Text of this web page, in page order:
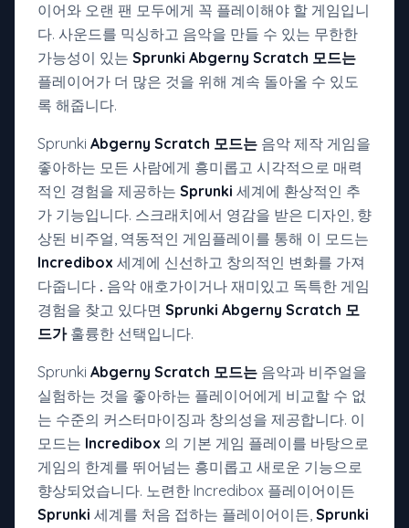
이어와 오랜 팬 모두에게 꼭 플레이해야 할 게임입니
다. 사운드를 믹싱하고 음악을 만들 수 있는 무한한
가능성이 있는 Sprunki Abgerny Scratch 모드는
플레이어가 더 많은 것을 위해 계속 돌아올 수 있도
록 해줍니다.
Sprunki Abgerny Scratch 모드는 음악 제작 게임을
좋아하는 모든 사람에게 흥미롭고 시각적으로 매력
적인 경험을 제공하는 Sprunki 세계에 환상적인 추
가 기능입니다. 스크래치에서 영감을 받은 디자인, 향
상된 비주얼, 역동적인 게임플레이를 통해 이 모드는
Incredibox 세계에 신선하고 창의적인 변화를 가져
다줍니다 . 음악 애호가이거나 재미있고 독특한 게임
경험을 찾고 있다면 Sprunki Abgerny Scratch 모
드가훌륭한 선택입니다.
Sprunki Abgerny Scratch 모드는 음악과 비주얼을
실험하는 것을 좋아하는 플레이어에게 비교할 수 없
는 수준의 커스터마이징과 창의성을 제공합니다. 이
모드는 Incredibox 의 기본 게임 플레이를 바탕으로
게임의 한계를 뛰어넘는 흥미롭고 새로운 기능으로
향상되었습니다. 노련한 Incredibox 플레이어이든
Sprunki 세계를 처음 접하는 플레이어이든, Sprunki